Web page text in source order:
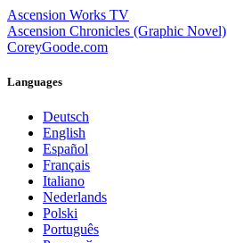
Ascension Works TV
Ascension Chronicles (Graphic Novel)
CoreyGoode.com
Languages
Deutsch
English
Español
Français
Italiano
Nederlands
Polski
Português